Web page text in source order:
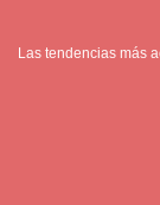
Las tendencias más